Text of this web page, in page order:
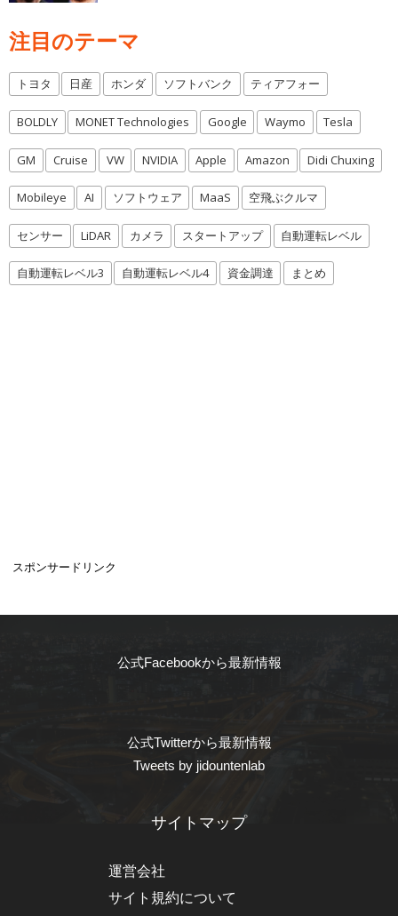
注目のテーマ
トヨタ 日産 ホンダ ソフトバンク ティアフォー
BOLDLY MONET Technologies Google Waymo Tesla
GM Cruise VW NVIDIA Apple Amazon Didi Chuxing
Mobileye AI ソフトウェア MaaS 空飛ぶクルマ
センサー LiDAR カメラ スタートアップ 自動運転レベル
自動運転レベル3 自動運転レベル4 資金調達 まとめ
スポンサードリンク
公式Facebookから最新情報
公式Twitterから最新情報
Tweets by jidountenlab
サイトマップ
運営会社
サイト規約について